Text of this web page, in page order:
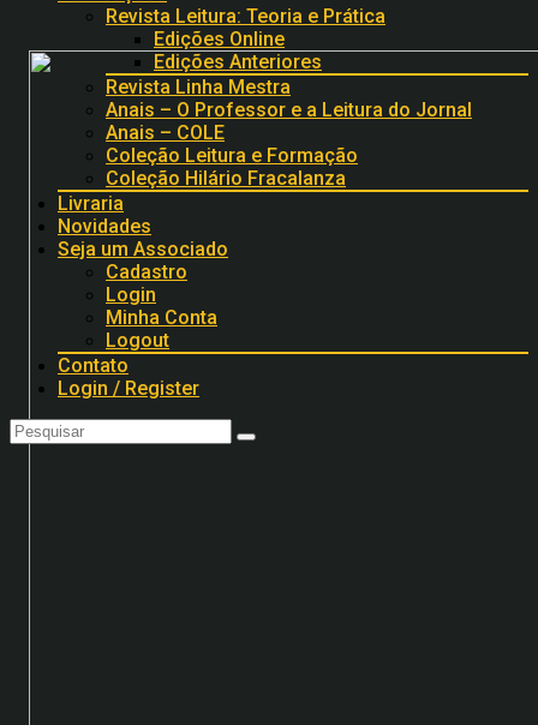
Revista Leitura: Teoria e Prática
Edições Online
Edições Anteriores
Revista Linha Mestra
Anais – O Professor e a Leitura do Jornal
Anais – COLE
Coleção Leitura e Formação
Coleção Hilário Fracalanza
Livraria
Novidades
Seja um Associado
Cadastro
Login
Minha Conta
Logout
Contato
Login / Register